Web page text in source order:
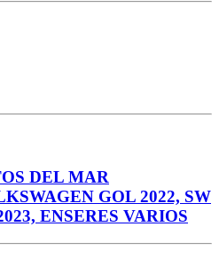
DEL MAR
GOL 2022, SW
ENSERES VARIOS